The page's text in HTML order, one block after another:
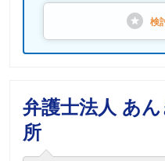
検
弁護士法人 あ
所